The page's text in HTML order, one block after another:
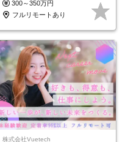
300～350万円
フルリモートあり
株式会社Vuetech